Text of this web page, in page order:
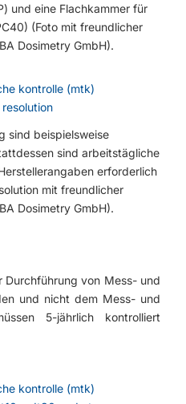
und eine Flachkammer für
(Foto mit freundlicher
Dosimetry GmbH).
sind beispielsweise
sind arbeitstägliche
erforderlich
mit freundlicher
Dosimetry GmbH).
Durchführung von Mess- und
und nicht dem Mess- und
5-jährlich kontrolliert